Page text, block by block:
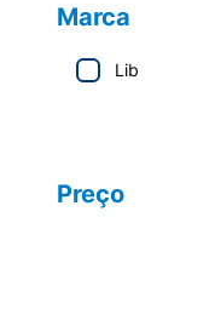
Marca
Lib
Preço